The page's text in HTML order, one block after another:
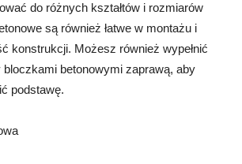
do różnych kształtów i rozmiarów
są również łatwe w montażu i
konstrukcji. Możesz również wypełnić
betonowymi zaprawą, aby
podstawę.